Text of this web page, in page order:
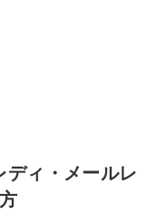
ディ・メールレ